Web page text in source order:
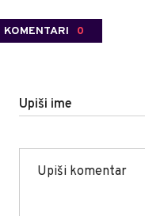
KOMENTARI 0
Upiši ime